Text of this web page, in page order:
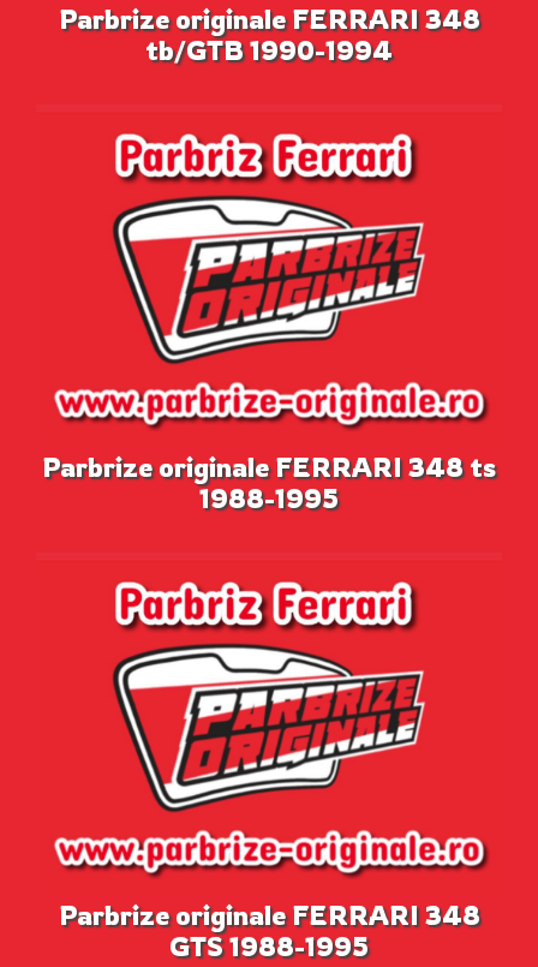
Parbrize originale FERRARI 348
tb/GTB 1990-1994
Parbrize originale FERRARI 348 ts
1988-1995
Parbrize originale FERRARI 348
GTS 1988-1995